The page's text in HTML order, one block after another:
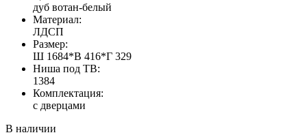
дуб вотан-белый
Материал:
ЛДСП
Размер:
Ш 1684*В 416*Г 329
Ниша под ТВ:
1384
Комплектация:
с дверцами
В наличии